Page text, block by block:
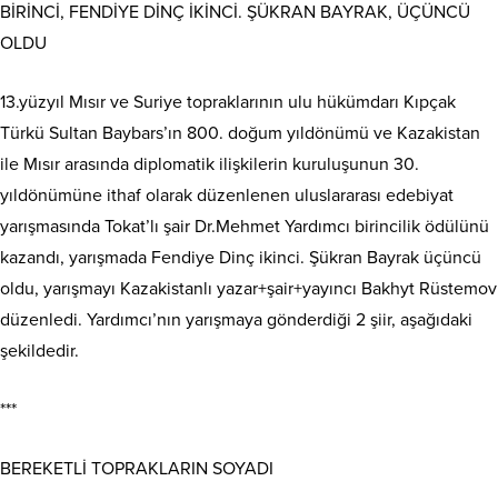
BİRİNCİ, FENDİYE DİNÇ İKİNCİ. ŞÜKRAN BAYRAK, ÜÇÜNCÜ
OLDU
13.yüzyıl Mısır ve Suriye topraklarının ulu hükümdarı Kıpçak
Türkü Sultan Baybars’ın 800. doğum yıldönümü ve Kazakistan
ile Mısır arasında diplomatik ilişkilerin kuruluşunun 30.
yıldönümüne ithaf olarak düzenlenen uluslararası edebiyat
yarışmasında Tokat’lı şair Dr.Mehmet Yardımcı birincilik ödülünü
kazandı, yarışmada Fendiye Dinç ikinci. Şükran Bayrak üçüncü
oldu, yarışmayı Kazakistanlı yazar+şair+yayıncı Bakhyt Rüstemov
düzenledi. Yardımcı’nın yarışmaya gönderdiği 2 şiir, aşağıdaki
şekildedir.
***
BEREKETLİ TOPRAKLARIN SOYADI